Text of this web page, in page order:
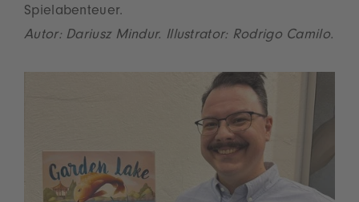
Spielabenteuer.
Autor: Dariusz Mindur. Illustrator: Rodrigo Camilo.